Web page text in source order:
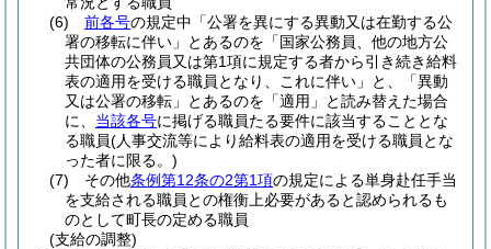
(6)
前各号の規定中「公署を異にする異動又は在勤する公
署の移転に伴い」とあるのを「国家公務員、他の地方公
共団体の公務員又は第1項に規定する者から引き続き給料
表の適用を受ける職員となり、これに伴い」と、「異動
又は公署の移転」とあるのを「適用」と読み替えた場合
に、 当該各号に掲げる職員たる要件に該当することとな
る職員(人事交流等により給料表の適用を受ける職員とな
った者に限る。)
(7)
その他条例第12条の2第1項の規定による単身赴任手当
を支給される職員との権衡上必要があると認められるも
のとして町長の定める職員
(支給の調整)